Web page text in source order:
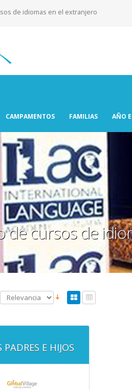
de idiomas en el extranjero
CAMPAMENTOS FAMILIAS AÑO
de cursos de
PADRES E HIJOS